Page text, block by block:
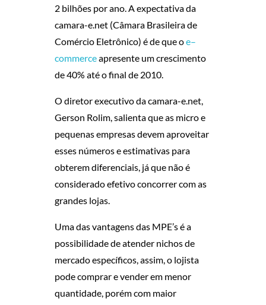
N
T
A
G
E
N
S
D
A
S
P
2 bilhões por ano. A expectativa da
camara-e.net (Câmara Brasileira de
Comércio Eletrônico) é de que oe–
commerceapresente um crescimento
de 40% até o final de 2010.
O diretor executivo da camara-e.net,
Gerson Rolim, salienta que as micro e
pequenas empresas devem aproveitar
esses números e estimativas para
obterem diferenciais, já que não é
considerado efetivo concorrer com as
grandes lojas.
Uma das vantagens das MPE’s é a
possibilidade de atender nichos de
mercado específicos, assim, o lojista
pode comprar e vender em menor
quantidade, porém com maior